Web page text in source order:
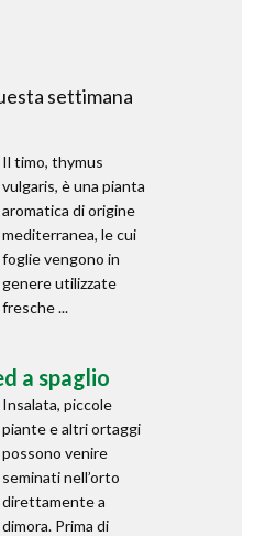
settimana
Il timo, thymus
vulgaris, è una pianta
aromatica di origine
mediterranea, le cui
foglie vengono in
genere utilizzate
fresche ...
a spaglio
Insalata, piccole
piante e altri ortaggi
possono venire
seminati nell’orto
direttamente a
dimora. Prima di